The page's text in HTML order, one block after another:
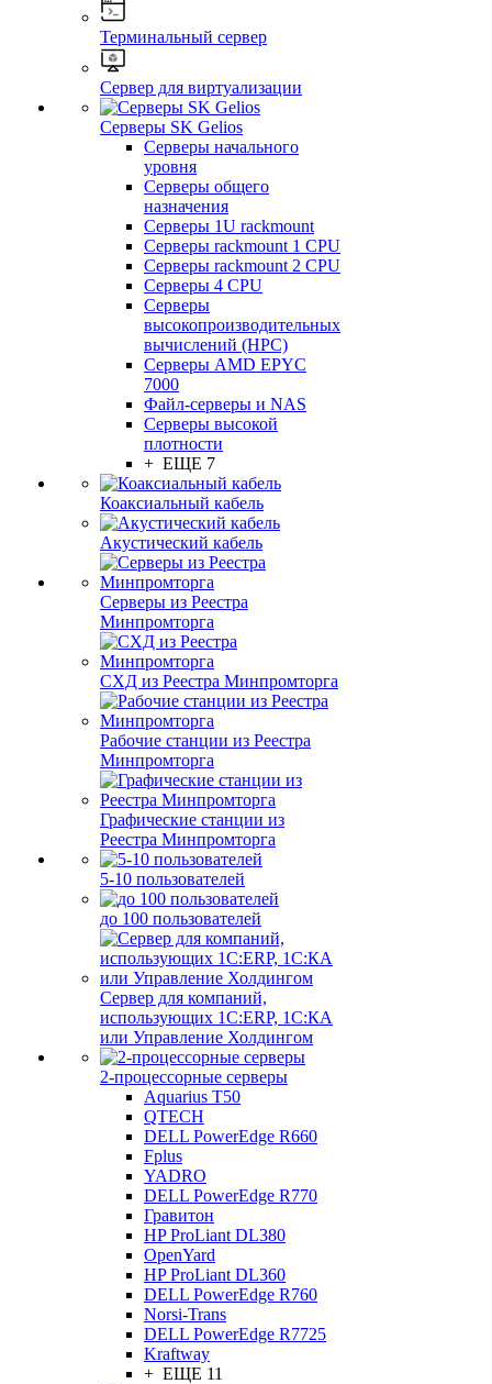
Терминальный сервер
Сервер для виртуализации
Серверы SK Gelios
Серверы начального
уровня
Серверы общего
назначения
Серверы 1U rackmount
Серверы rackmount 1 CPU
Серверы rackmount 2 CPU
Серверы 4 CPU
Серверы
высокопроизводительных
вычислений (HPC)
Серверы AMD EPYC
7000
Файл-серверы и NAS
Серверы высокой
плотности
+ ЕЩЕ 7
Коаксиальный кабель
Акустический кабель
Серверы из Реестра
Минпромторга
СХД из Реестра Минпромторга
Рабочие станции из Реестра
Минпромторга
Графические станции из
Реестра Минпромторга
5-10 пользователей
до 100 пользователей
Сервер для компаний,
использующих 1C:ERP, 1С:КА
или Управление Холдингом
2-процессорные серверы
Aquarius T50
QTECH
DELL PowerEdge R660
Fplus
YADRO
DELL PowerEdge R770
Гравитон
HP ProLiant DL380
OpenYard
HP ProLiant DL360
DELL PowerEdge R760
Norsi-Trans
DELL PowerEdge R7725
Kraftway
+ ЕЩЕ 11